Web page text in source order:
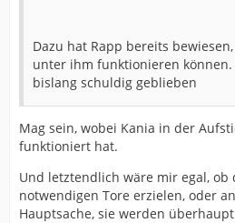
Dazu hat Rapp bereits
unter ihm funktionieren können.
bislang schuldig geblieben
Mag sein, wobei Kania in der
funktioniert hat.
Und letztendlich wäre mir egal, ob
notwendigen Tore erzielen, oder
Hauptsache, sie werden